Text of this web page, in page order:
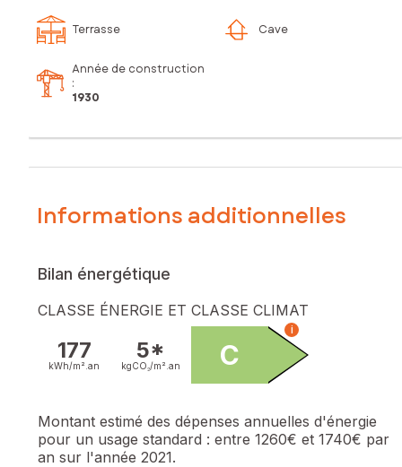
Terrasse Cave
Année de construction
:
1930
Informations additionnelles
Bilan énergétique
CLASSE ÉNERGIE ET CLASSE CLIMAT
177
kWh/m². an
5*
kgCO₂/m². an C
i
Montant estimé des dépenses annuelles d'énergie
pour un usage standard : entre 1260€ et 1740€ par
an sur l'année 2021.